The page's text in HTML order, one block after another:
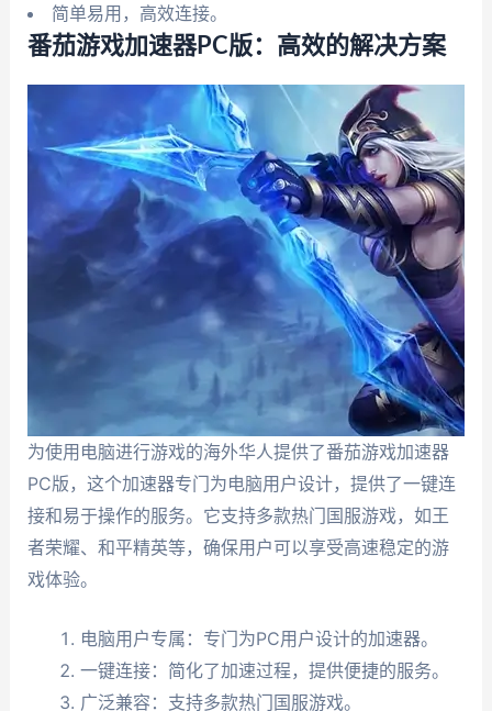
简单易用，高效连接。
番茄游戏加速器PC版：高效的解决方案
为使用电脑进行游戏的海外华人提供了番茄游戏加速器
PC版，这个加速器专门为电脑用户设计，提供了一键连
接和易于操作的服务。它支持多款热门国服游戏，如王
者荣耀、和平精英等，确保用户可以享受高速稳定的游
戏体验。
电脑用户专属：专门为PC用户设计的加速器。
一键连接：简化了加速过程，提供便捷的服务。
广泛兼容：支持多款热门国服游戏。